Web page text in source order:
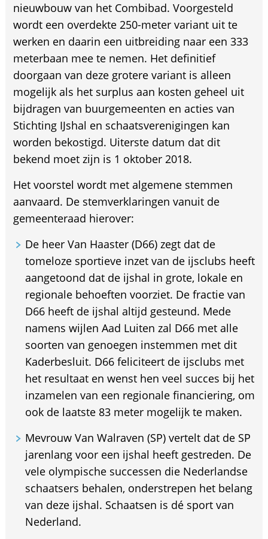
nieuwbouw van het Combibad. Voorgesteld
wordt een overdekte 250-meter variant uit te
werken en daarin een uitbreiding naar een 333
meterbaan mee te nemen. Het definitief
doorgaan van deze grotere variant is alleen
mogelijk als het surplus aan kosten geheel uit
bijdragen van buurgemeenten en acties van
Stichting IJshal en schaatsverenigingen kan
worden bekostigd. Uiterste datum dat dit
bekend moet zijn is 1 oktober 2018.
Het voorstel wordt met algemene stemmen
aanvaard. De stemverklaringen vanuit de
gemeenteraad hierover:
De heer Van Haaster (D66) zegt dat de
tomeloze sportieve inzet van de ijsclubs heeft
aangetoond dat de ijshal in grote, lokale en
regionale behoeften voorziet. De fractie van
D66 heeft de ijshal altijd gesteund. Mede
namens wijlen Aad Luiten zal D66 met alle
soorten van genoegen instemmen met dit
Kaderbesluit. D66 feliciteert de ijsclubs met
het resultaat en wenst hen veel succes bij het
inzamelen van een regionale financiering, om
ook de laatste 83 meter mogelijk te maken.
Mevrouw Van Walraven (SP) vertelt dat de SP
jarenlang voor een ijshal heeft gestreden. De
vele olympische successen die Nederlandse
schaatsers behalen, onderstrepen het belang
van deze ijshal. Schaatsen is dé sport van
Nederland.